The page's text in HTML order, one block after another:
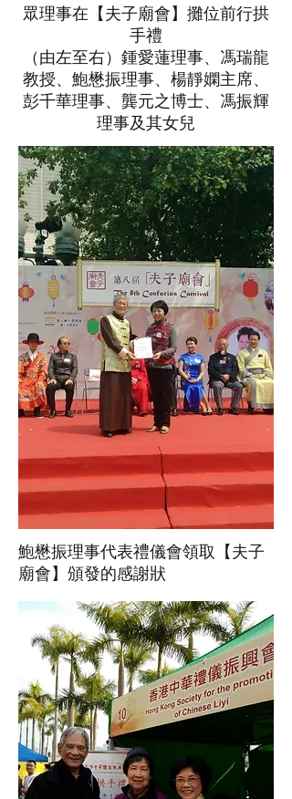
眾理事在【夫子廟會】攤位前行拱
手禮
（由左至右）鍾愛蓮理事、馮瑞龍
教授、鮑懋振理事、楊靜嫻主席、
彭千華理事、 龔元之博士、馮振輝
理事及其女兒
鮑懋振理事代表禮儀會領取【夫子
廟會】頒發的感謝狀